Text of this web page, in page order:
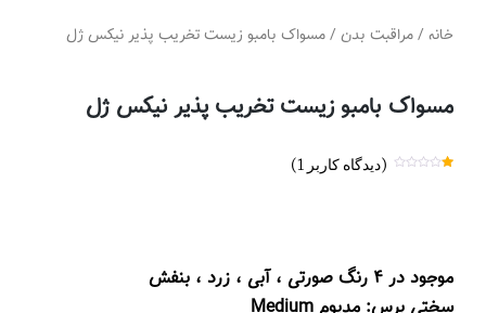
خانه /مراقبت بدن / مسواک بامبو زیست‌ تخریب‌ پذیر نیکس ژل
مسواک بامبو زیست‌ تخریب‌ پذیر نیکس ژل
(دیدگاه کاربر 1
)
موجود در ۴ رنگ صورتی ، آبی ، زرد ، بنفش
سختی برس: مدیوم Medium